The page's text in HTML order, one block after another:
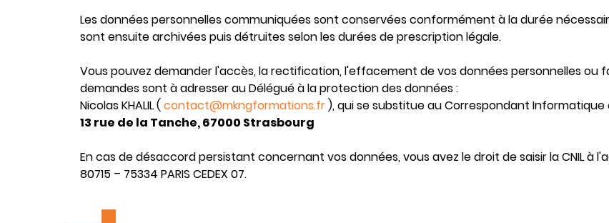
Les données personnelles communiquées sont conservées conformément à la durée
sont ensuite archivées puis détruites selon les durées de prescription légale.
Vous pouvez demander l'accès, la rectification, l'effacement de vos données personnelles ou
demandes sont à adresser au Délégué à la protection des données :
Nicolas KHALIL ( contact@mkngformations.fr ), qui se substitue au Correspondant Informatique
13 rue de la Tanche, 67000 Strasbourg
En cas de désaccord persistant concernant vos données, vous avez le droit de saisir la CNIL à
80715 – 75334 PARIS CEDEX 07.